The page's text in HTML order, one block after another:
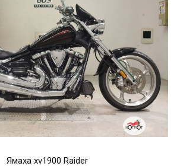
Ямаха xv1900 Raider